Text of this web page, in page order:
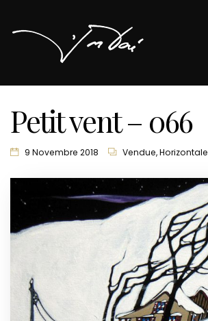
Petit vent – 066
9 Novembre 2018 Vendue,Horizontale